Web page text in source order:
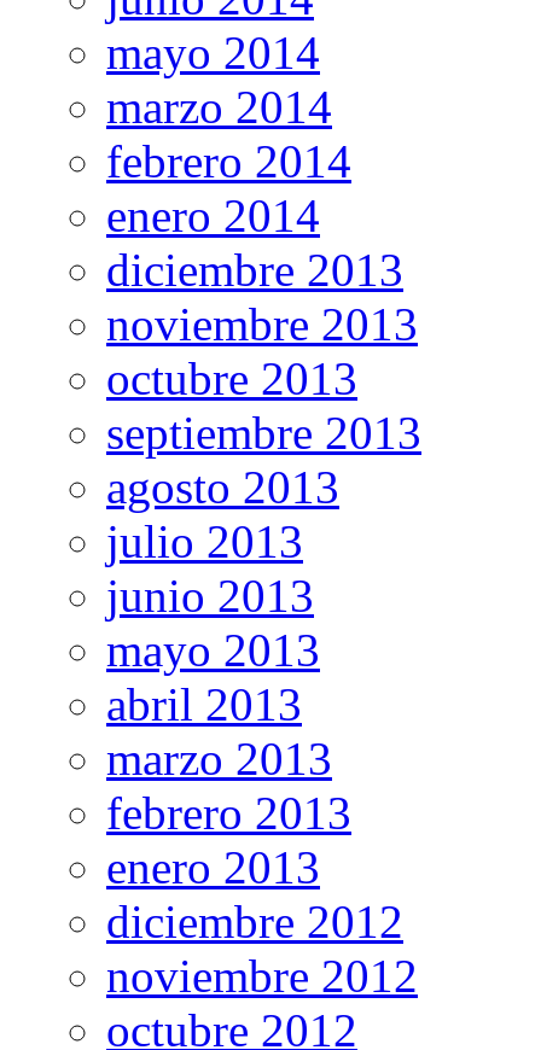
mayo 2014
marzo 2014
febrero 2014
enero 2014
diciembre 2013
noviembre 2013
octubre 2013
septiembre 2013
agosto 2013
julio 2013
junio 2013
mayo 2013
abril 2013
marzo 2013
febrero 2013
enero 2013
diciembre 2012
noviembre 2012
octubre 2012